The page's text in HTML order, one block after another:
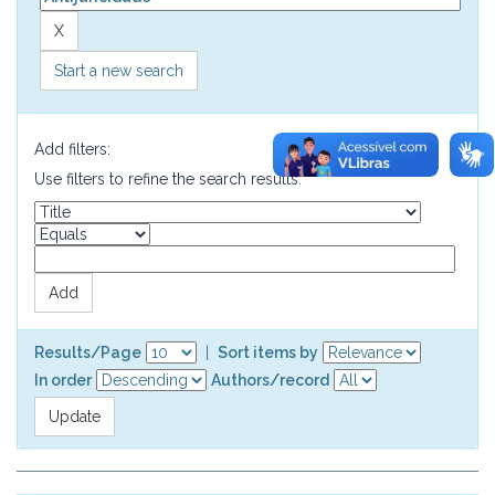
Start a new search
Add filters:
Use filters to refine the search results.
Results/Page
Sort items by
In order
Authors/record